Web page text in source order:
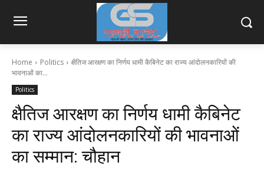
Home Politics
क्षैतिज आरक्षण का निर्णय धामी कैबिनेट का राज्य आंदोलनकारियों की
भावनाओं का...
Politics
क्षैतिज आरक्षण का निर्णय धामी कैबिनेट
का राज्य आंदोलनकारियों की भावनाओं
का सम्मान: चौहान